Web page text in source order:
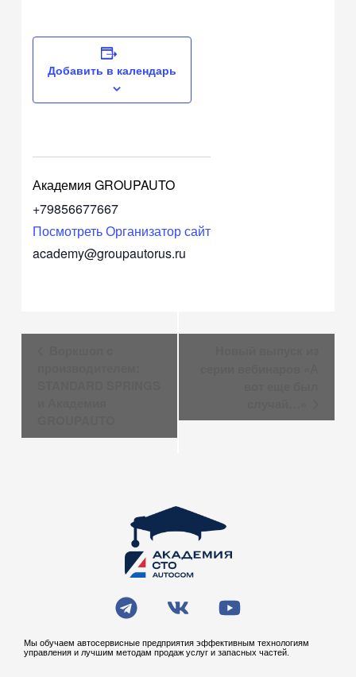
Добавить в календарь
Академия GROUPAUTO
+79856677667
Посмотреть Организатор сайт
academy@groupautorus.ru
T
e
l
e
V
k
Y
o
u
t
Мы обучаем автосервисные предприятия эффективным технологиям
управления и лучшим методам продаж услуг и запасных частей.